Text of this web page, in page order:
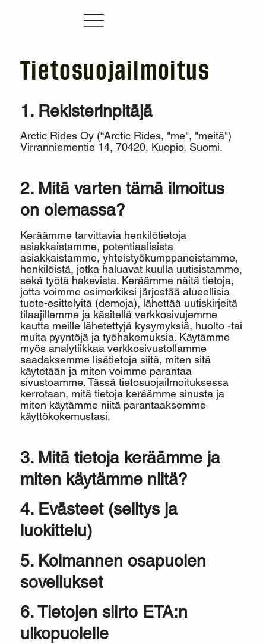
Tietosuojailmoitus
1. Rekisterinpitäjä
Arctic Rides Oy (“Arctic Rides, "me", "meitä")
Virranniementie 14, 70420, Kuopio, Suomi.
2. Mitä varten tämä ilmoitus
on olemassa?
Keräämme tarvittavia henkilötietoja
asiakkaistamme, potentiaalisista
asiakkaistamme, yhteistyökumppaneistamme,
henkilöistä, jotka haluavat kuulla uutisistamme,
sekä työtä hakevista. Keräämme näitä tietoja,
jotta voimme esimerkiksi järjestää alueellisia
tuote-esittelyitä (demoja), lähettää uutiskirjeitä
tilaajillemme ja käsitellä verkkosivujemme
kautta meille lähetettyjä kysymyksiä, huolto -tai
muita pyyntöjä ja työhakemuksia. Käytämme
myös analytiikkaa verkkosivustollamme
saadaksemme lisätietoja siitä, miten sitä
käytetään ja miten voimme parantaa
sivustoamme. Tässä tietosuojailmoituksessa
kerrotaan, mitä tietoja keräämme sinusta ja
miten käytämme niitä parantaaksemme
käyttökokemustasi.
3. Mitä tietoja keräämme ja
miten käytämme niitä?
4. Evästeet (selitys ja
luokittelu)
5. Kolmannen osapuolen
sovellukset
6. Tietojen siirto ETA:n
ulkopuolelle